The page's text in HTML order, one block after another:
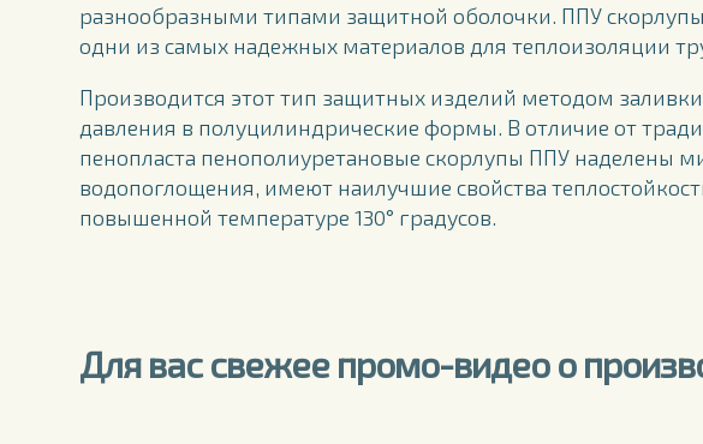
разнообразными типами защитной оболочки. ППУ
одни из самых надежных материалов для теплоизоляции
Производится этот тип защитных изделий методом
давления в полуцилиндрические формы. В отличие от
пенопласта пенополиуретановые скорлупы ППУ наделены
водопоглощения, имеют наилучшие свойства
повышенной температуре 130° градусов.
Для вас свежее промо-видео о